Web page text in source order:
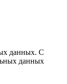
данных. С
данных